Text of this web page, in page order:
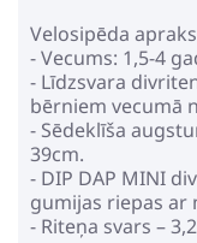
Velosipēda
- Vecums: 1,5-4
- Līdzsvara
bērniem vecumā
- Sēdeklīša
39cm.
- DIP DAP MINI
gumijas riepas ar
- Riteņa svars –